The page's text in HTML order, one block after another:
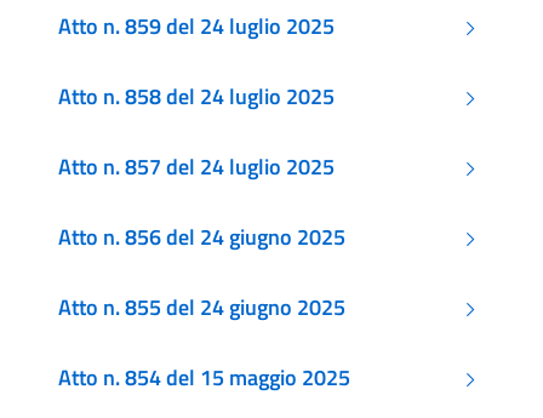
Atto n. 859 del 24 luglio 2025
Atto n. 858 del 24 luglio 2025
Atto n. 857 del 24 luglio 2025
Atto n. 856 del 24 giugno 2025
Atto n. 855 del 24 giugno 2025
Atto n. 854 del 15 maggio 2025